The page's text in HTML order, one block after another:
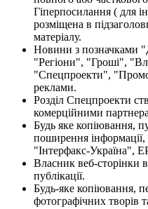
Гіперпосилання ( для
розміщена в
матеріалу.
Новини з позначками
"Регіони", "Гроші",
"Спецпроекти",
реклами.
Розділ Спецпроекти
комерційними
Будь яке копіювання,
поширення
"Інтерфакс-Україна",
Власник веб-сторінки
публікації.
Будь-яке копіювання,
фотографічних творів